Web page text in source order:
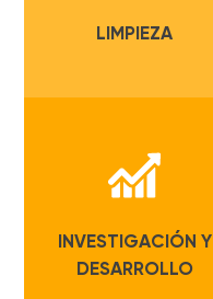
LIMPIEZA
INVESTIGACIÓN Y
DESARROLLO